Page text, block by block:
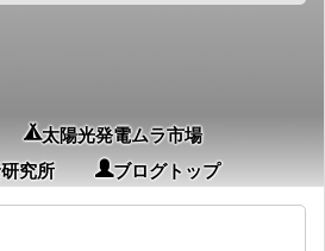
太陽光発電ムラ市場
究所
ブログトップ